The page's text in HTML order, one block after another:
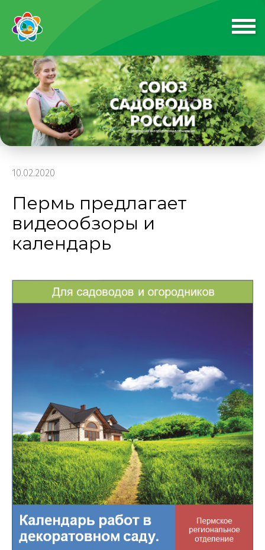
10.02.2020
Пермь предлагает
видеообзоры и
календарь